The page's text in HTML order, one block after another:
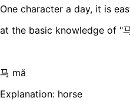
One character a day, it is
at the basic knowledge of "
马 mă
Explanation: horse